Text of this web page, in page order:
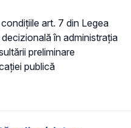
art. 7 din Legea
în administraţia
preliminare
publică